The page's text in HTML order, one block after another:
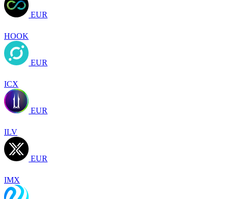
EUR
HOOK
EUR
ICX
EUR
ILV
EUR
IMX